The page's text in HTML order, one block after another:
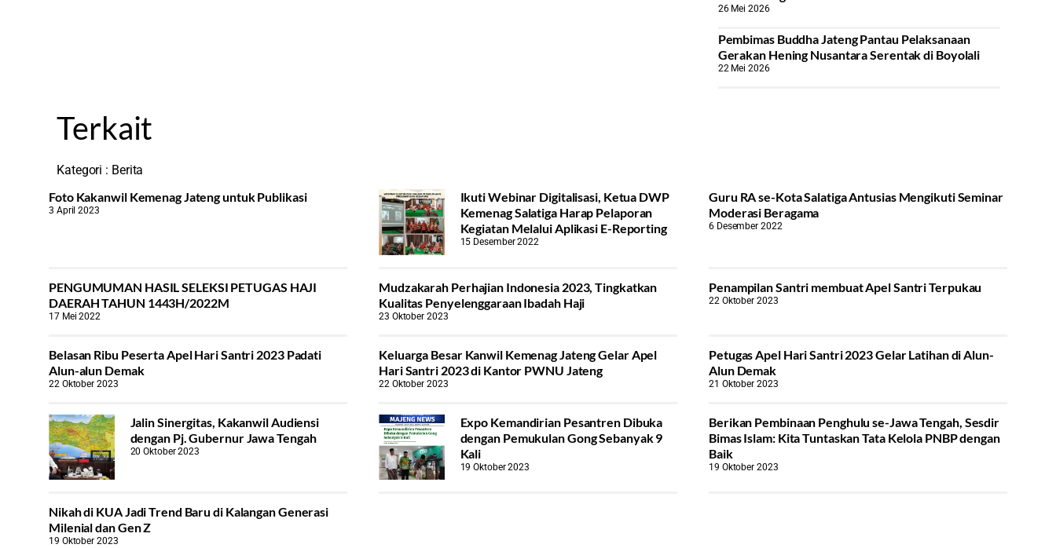
26 Mei 2026
‎Pembimas Buddha Jateng Pantau Pelaksanaan
Gerakan Hening Nusantara Serentak di Boyolali
22 Mei 2026
Terkait
Kategori : Berita
Foto Kakanwil Kemenag Jateng untuk Publikasi
3 April 2023
Ikuti Webinar Digitalisasi, Ketua DWP
Kemenag Salatiga Harap Pelaporan
Kegiatan Melalui Aplikasi E-Reporting
15 Desember 2022
Guru RA se-Kota Salatiga Antusias Mengikuti Seminar
Moderasi Beragama
6 Desember 2022
PENGUMUMAN HASIL SELEKSI PETUGAS HAJI
DAERAH TAHUN 1443H/2022M
17 Mei 2022
Mudzakarah Perhajian Indonesia 2023, Tingkatkan
Kualitas Penyelenggaraan Ibadah Haji
23 Oktober 2023
Penampilan Santri membuat Apel Santri Terpukau
22 Oktober 2023
Belasan Ribu Peserta Apel Hari Santri 2023 Padati
Alun-alun Demak
22 Oktober 2023
Keluarga Besar Kanwil Kemenag Jateng Gelar Apel
Hari Santri 2023 di Kantor PWNU Jateng
22 Oktober 2023
Petugas Apel Hari Santri 2023 Gelar Latihan di Alun-
Alun Demak
21 Oktober 2023
Jalin Sinergitas, Kakanwil Audiensi
dengan Pj. Gubernur Jawa Tengah
20 Oktober 2023
Expo Kemandirian Pesantren Dibuka
dengan Pemukulan Gong Sebanyak 9
Kali
19 Oktober 2023
Berikan Pembinaan Penghulu se-Jawa Tengah, Sesdir
Bimas Islam: Kita Tuntaskan Tata Kelola PNBP dengan
Baik
19 Oktober 2023
Nikah di KUA Jadi Trend Baru di Kalangan Generasi
Milenial dan Gen Z
19 Oktober 2023